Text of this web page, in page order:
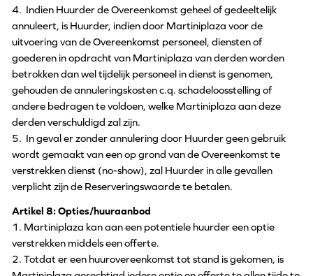
4. Indien Huurder de Overeenkomst geheel of gedeeltelijk
annuleert, is Huurder, indien door Martiniplaza voor de
uitvoering van de Overeenkomst personeel, diensten of
goederen in opdracht van Martiniplaza van derden worden
betrokken dan wel tijdelijk personeel in dienst is genomen,
gehouden de annuleringskosten c.q. schadeloosstelling of
andere bedragen te voldoen, welke Martiniplaza aan deze
derden verschuldigd zal zijn.
5. In geval er zonder annulering door Huurder geen gebruik
wordt gemaakt van een op grond van de Overeenkomst te
verstrekken dienst (no-show), zal Huurder in alle gevallen
verplicht zijn de Reserveringswaarde te betalen.
Artikel 8: Opties/huuraanbod
1. Martiniplaza kan aan een potentiele huurder een optie
verstrekken middels een offerte.
2. Totdat er een huurovereenkomst tot stand is gekomen, is